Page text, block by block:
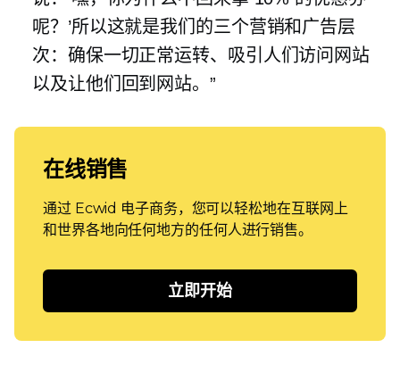
呢？’所以这就是我们的三个营销和广告层
次：确保一切正常运转、吸引人们访问网站
以及让他们回到网站。”
在线销售
通过 Ecwid 电子商务，您可以轻松地在互联网上
和世界各地向任何地方的任何人进行销售。
立即开始